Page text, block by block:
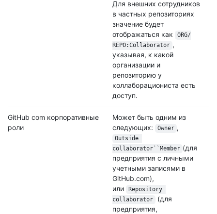
Для внешних сотрудников
в частных репозиториях
значение будет
отображаться как
ORG/
REPO:Collaborator ,
указывая, к какой
организации и
репозиторию у
коллаборациониста есть
доступ.
GitHub com корпоративные
роли
Может быть одним из
следующих:
Owner ,
Outside
collaborator``Member (для
предприятия с личными
учетными записями в
GitHub.com),
или
Repository
collaborator
(для
предприятия,